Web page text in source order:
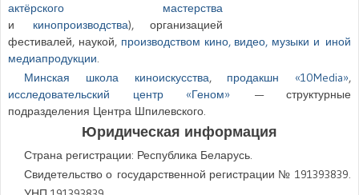
актёрского мастерства
и кинопроизводства), организацией
фестивалей, наукой, производством кино, видео, музыки и иной
медиапродукции.
Минская школа киноискусства, продакшн «10Media»,
исследовательский центр «Геном» — структурные
подразделения Центра Шпилевского.
Юридическая информация
Страна регистрации: Республика Беларусь.
Свидетельство о государственной регистрации № 191393839.